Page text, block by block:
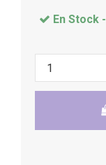
En Stock -